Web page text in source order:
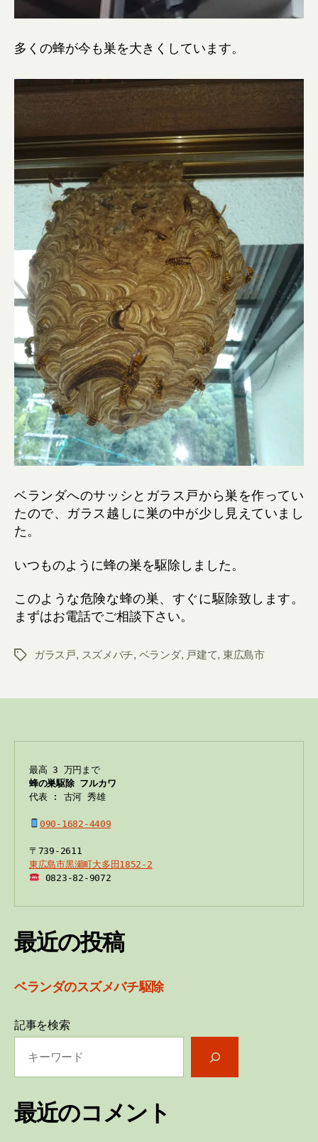
多くの蜂が今も巣を大きくしています。
ベランダへのサッシとガラス戸から巣を作ってい
たので、ガラス越しに巣の中が少し見えていまし
た。
いつものように蜂の巣を駆除しました。
このような危険な蜂の巣、すぐに駆除致します。
まずはお電話でご相談下さい。
Tags ガラス戸, スズメバチ, ベランダ, 戸建て, 東広島市
最高 3 万円まで
蜂の巣駆除 フルカワ
代表 : 古河 秀雄
090-1682-4409
東広島市黒瀬町大多田1852-2
0823-82-9072
最近の投稿
ベランダのスズメバチ駆除
記事を検索
最近のコメント